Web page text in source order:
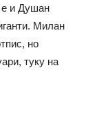
е и Душан
Милан
но
туку на